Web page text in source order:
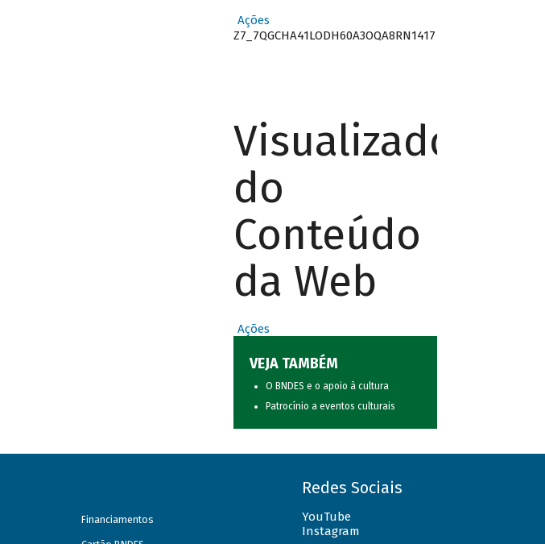
Ações
Z7_7QGCHA41LODH60A3OQA8RN1417
Visualizador
do
Conteúdo
da Web
Ações
VEJA TAMBÉM
O BNDES e o apoio à cultura
Patrocínio a eventos culturais
Financiamentos
Redes Sociais
YouTube
Instagram